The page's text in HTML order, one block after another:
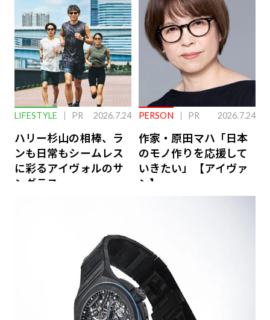
ーケアとは
LIFESTYLE PR 2026.7.24
ハリー杉山の相棒、ラ
ンも日常もシームレス
に彩るアイヴォルのサ
ングラス
PERSON PR 2026.7.24
作家・原田マハ「日本
のモノ作りを応援して
いきたい」【アイヴァ
ン】